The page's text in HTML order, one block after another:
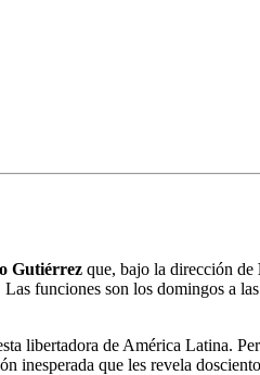
Gutiérrez que, bajo la dirección de
funciones son los domingos a
libertadora de América Latina.
inesperada que les revela